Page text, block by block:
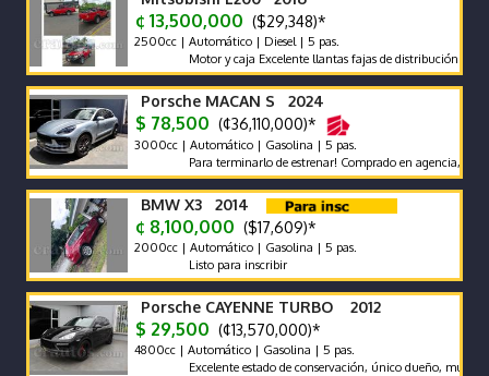
¢ 13,500,000 ($29,348)*
2500cc | Automático | Diesel | 5 pas.
Motor y caja Excelente llantas fajas de distribución y bateria
Porsche MACAN S 2024
$ 78,500 (¢36,110,000)*
3000cc | Automático | Gasolina | 5 pas.
Para terminarlo de estrenar! Comprado en agencia, único
BMW X3 2014
¢ 8,100,000 ($17,609)*
2000cc | Automático | Gasolina | 5 pas.
Listo para inscribir
Porsche CAYENNE TURBO 2012
$ 29,500 (¢13,570,000)*
4800cc | Automático | Gasolina | 5 pas.
Excelente estado de conservación, único dueño, muy bajo